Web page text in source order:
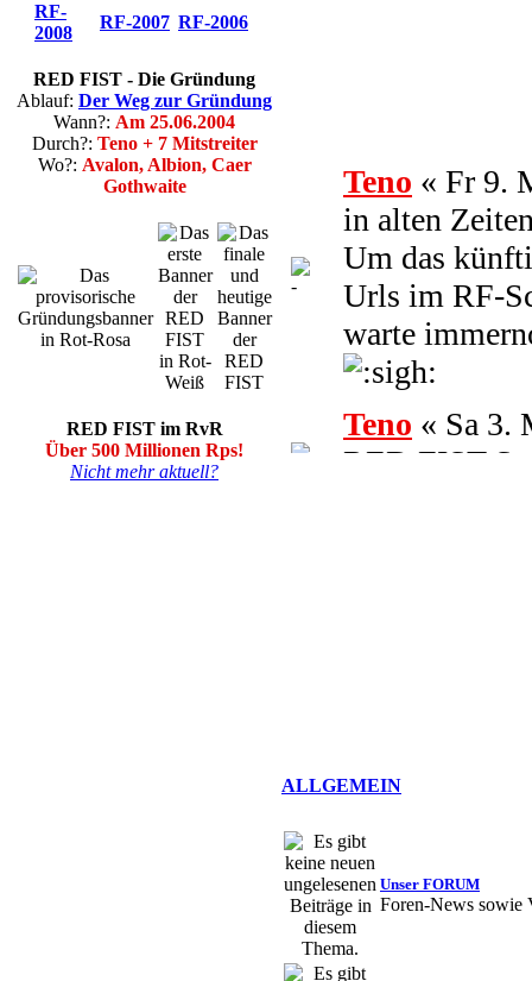
RF-
2008
RF-2007 RF-2006
RED FIST - Die Gründung
Ablauf: Der Weg zur Gründung
Wann?: Am 25.06.2004
Durch?: Teno + 7 Mitstreiter
Wo?: Avalon, Albion, Caer
Gothwaite
RED FIST im RvR
Über 500 Millionen Rps!
Nicht mehr aktuell?
Teno « Fr 9.
in alten
Um das
Urls im RF-
warte
Teno « Sa
RED FIST
Freitags
Teno
demnächst
einen
Albion
ALLGEMEIN
Unser FORUM
Foren-News sowie